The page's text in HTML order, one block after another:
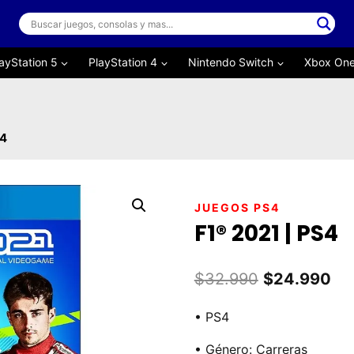
5 PlayStation 4 Nintendo Switch Xbox
JUEGOS PS4
F1® 2021 | PS4
$32.990 El
$24.990El
• PS4
• Género: Carreras